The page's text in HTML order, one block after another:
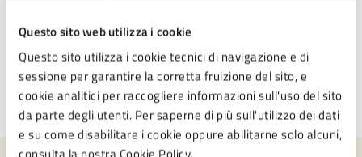
Questo sito web utilizza i cookie
Questo sito utilizza i cookie tecnici di navigazione e di
sessione per garantire la corretta fruizione del sito, e
cookie analitici per raccogliere informazioni sull'uso del sito
da parte degli utenti. Per saperne di più sull'utilizzo dei dati
e su come disabilitare i cookie oppure abilitarne solo alcuni,
Ultimo aggiornamento:05/08/2026, 11:23